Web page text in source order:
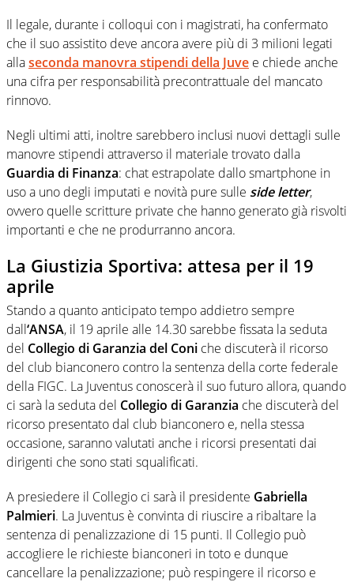
Il legale, durante i colloqui con i magistrati, ha confermato
che il suo assistito deve ancora avere più di 3 milioni legati
allaseconda manovra stipendi della Juve e chiede anche
una cifra per responsabilità precontrattuale del mancato
rinnovo.
Negli ultimi atti, inoltre sarebbero inclusi nuovi dettagli sulle
manovre stipendi attraverso il materiale trovato dalla
Guardia di Finanza: chat estrapolate dallo smartphone in
uso a uno degli imputati e novità pure sulle side letter,
ovvero quelle scritture private che hanno generato già risvolti
importanti e che ne produrranno ancora.
La Giustizia Sportiva: attesa per il 19
aprile
Stando a quanto anticipato tempo addietro sempre
dall‘ANSA, il 19 aprile alle 14.30 sarebbe fissata la seduta
del Collegio di Garanzia del Coni che discuterà il ricorso
del club bianconero contro la sentenza della corte federale
della FIGC. La Juventus conoscerà il suo futuro allora, quando
ci sarà la seduta del Collegio di Garanzia che discuterà del
ricorso presentato dal club bianconero e, nella stessa
occasione, saranno valutati anche i ricorsi presentati dai
dirigenti che sono stati squalificati.
A presiedere il Collegio ci sarà il presidente Gabriella
Palmieri. La Juventus è convinta di riuscire a ribaltare la
sentenza di penalizzazione di 15 punti. Il Collegio può
accogliere le richieste bianconeri in toto e dunque
cancellare la penalizzazione; può respingere il ricorso e